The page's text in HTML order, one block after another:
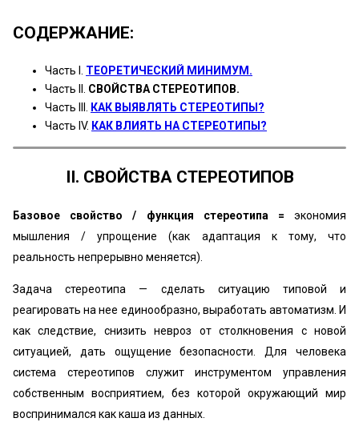
СОДЕРЖАНИЕ:
Часть I. ТЕОРЕТИЧЕСКИЙ МИНИМУМ.
Часть II.
СВОЙСТВА СТЕРЕОТИПОВ.
Часть III.
КАК ВЫЯВЛЯТЬ СТЕРЕОТИПЫ?
Часть IV. КАК ВЛИЯТЬ НА СТЕРЕОТИПЫ?
II. СВОЙСТВА СТЕРЕОТИПОВ
Базовое свойство / функция стереотипа = экономия
мышления / упрощение (как адаптация к тому, что
реальность непрерывно меняется).
Задача стереотипа — сделать ситуацию типовой и
реагировать на нее единообразно, выработать автоматизм. И
как следствие, снизить невроз от столкновения с новой
ситуацией, дать ощущение безопасности. Для человека
система стереотипов служит инструментом управления
собственным восприятием, без которой окружающий мир
воспринимался как каша из данных.